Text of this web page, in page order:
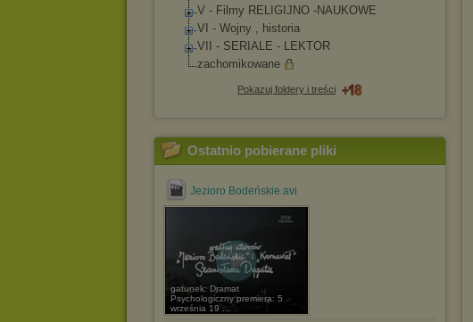
V - Filmy RELIGIJNO -NAUKOWE
VI - Wojny , historia
VII - SERIALE - LEKTOR
zachomikowane
Pokazuj foldery i treści
Ostatnio pobierane pliki
Jezioro Bodeńskie.avi
gatunek: Dramat
Psychologiczny premiera: 5
września 19 ...